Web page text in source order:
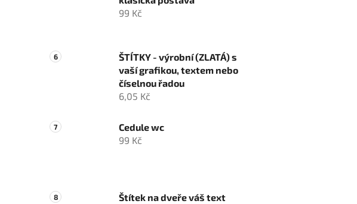
99 Kč
ŠTÍTKY - výrobní (ZLATÁ) s
vaší grafikou, textem nebo
číselnou řadou
6,05 Kč
Cedule wc
99 Kč
Štítek na dveře váš text